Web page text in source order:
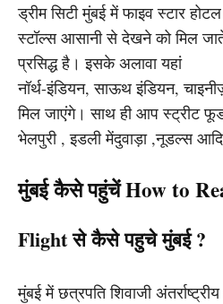
ड्रीम सिटी मुंबई में फाइव स्टार
स्टॉल्स आसानी से देखने को मिल
प्रसिद्ध है। इसके अलावा यहां
नॉर्थ-इंडियन, साऊथ इंडियन,
मिल जाएंगे। साथ ही आप स्ट्रीट फूड
भेलपुरी , इडली मेंदुवाड़ा ,नूडल्स
मुंबई कैसे पहुंचें How to
Flight से कैसे पहुचे मुंबई ?
मुंबई में छत्रपति शिवाजी